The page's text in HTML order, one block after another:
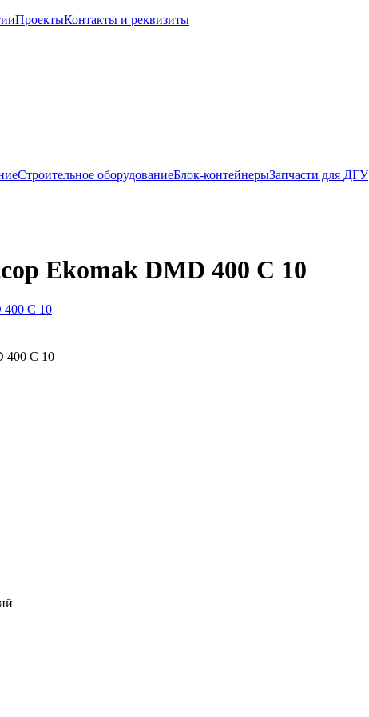
ПроектыКонтакты и реквизиты
Строительное оборудованиеБлок-контейнерыЗапчасти для ДГУ
Ekomak DMD 400 C 10
400 C 10